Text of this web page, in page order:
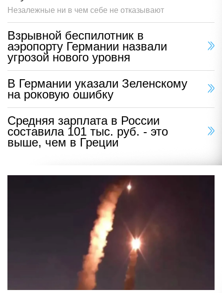
Незалежные ни в чем себе не отказывают
Взрывной беспилотник в
аэропорту Германии назвали
угрозой нового уровня
В Германии указали Зеленскому
на роковую ошибку
Средняя зарплата в России
составила 101 тыс. руб. - это
выше, чем в Греции